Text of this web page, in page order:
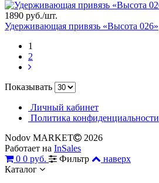
1890 руб./шт.
Удерживающая привязь «Высота 026»
1
2
Показывать
Личный кабинет
Политика конфиденциальности
Nodov MARKET
2026
Работает на InSales
0 0 руб. Фильтр
наверх
Каталог